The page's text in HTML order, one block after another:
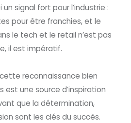
un signal fort pour l’industrie :
pour être franchies, et le
le tech et le retail n’est pas
il est impératif.
reconnaissance bien
est une source d’inspiration
que la détermination,
sont les clés du succès.